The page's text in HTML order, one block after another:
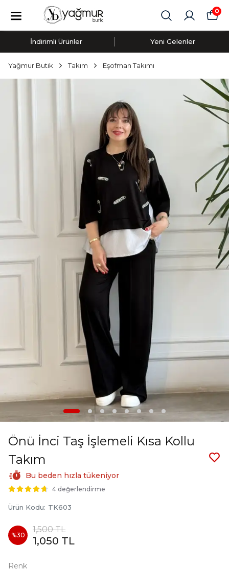
0
İndirimli Ürünler Yeni Gelenler
Yağmur Butik Takım Eşofman Takımı
Önü İnci Taş İşlemeli Kısa Kollu
Takım
Bu beden hızla tükeniyor
4 değerlendirme
Ürün Kodu: TK603
%30
1,500 TL
1,050 TL
Renk